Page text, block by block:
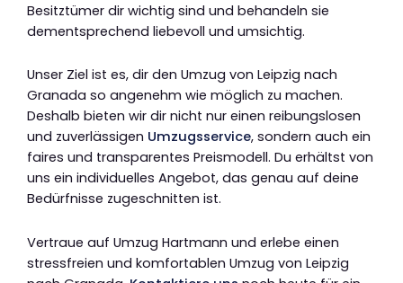
Besitztümer dir wichtig sind und behandeln sie
dementsprechend liebevoll und umsichtig.
Unser Ziel ist es, dir den Umzug von Leipzig nach
Granada so angenehm wie möglich zu machen.
Deshalb bieten wir dir nicht nur einen reibungslosen
und zuverlässigen Umzugsservice, sondern auch ein
faires und transparentes Preismodell. Du erhältst von
uns ein individuelles Angebot, das genau auf deine
Bedürfnisse zugeschnitten ist.
Vertraue auf Umzug Hartmann und erlebe einen
stressfreien und komfortablen Umzug von Leipzig